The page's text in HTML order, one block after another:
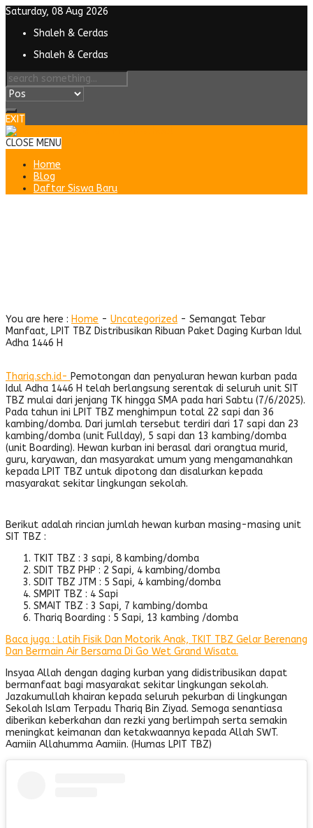
Saturday, 08 Aug 2026
Shaleh & Cerdas
Shaleh & Cerdas
EXIT
CLOSE MENU
Home
Blog
Daftar Siswa Baru
You are here : Home - Uncategorized - Semangat Tebar
Manfaat, LPIT TBZ Distribusikan Ribuan Paket Daging Kurban Idul
Adha 1446 H
Thariq.sch.id- Pemotongan dan penyaluran hewan kurban pada
Idul Adha 1446 H telah berlangsung serentak di seluruh unit SIT
TBZ mulai dari jenjang TK hingga SMA pada hari Sabtu (7/6/2025).
Pada tahun ini LPIT TBZ menghimpun total 22 sapi dan 36
kambing/domba. Dari jumlah tersebut terdiri dari 17 sapi dan 23
kambing/domba (unit Fullday), 5 sapi dan 13 kambing/domba
(unit Boarding). Hewan kurban ini berasal dari orangtua murid,
guru, karyawan, dan masyarakat umum yang mengamanahkan
kepada LPIT TBZ untuk dipotong dan disalurkan kepada
masyarakat sekitar lingkungan sekolah.
Berikut adalah rincian jumlah hewan kurban masing-masing unit
SIT TBZ :
TKIT TBZ : 3 sapi, 8 kambing/domba
SDIT TBZ PHP : 2 Sapi, 4 kambing/domba
SDIT TBZ JTM : 5 Sapi, 4 kambing/domba
SMPIT TBZ : 4 Sapi
SMAIT TBZ : 3 Sapi, 7 kambing/domba
Thariq Boarding : 5 Sapi, 13 kambing /domba
Baca juga : Latih Fisik Dan Motorik Anak, TKIT TBZ Gelar Berenang
Dan Bermain Air Bersama Di Go Wet Grand Wisata.
Insyaa Allah dengan daging kurban yang didistribusikan dapat
bermanfaat bagi masyarakat sekitar lingkungan sekolah.
Jazakumullah khairan kepada seluruh pekurban di lingkungan
Sekolah Islam Terpadu Thariq Bin Ziyad. Semoga senantiasa
diberikan keberkahan dan rezki yang berlimpah serta semakin
meningkat keimanan dan ketakwaannya kepada Allah SWT.
Aamiin Allahumma Aamiin. (Humas LPIT TBZ)